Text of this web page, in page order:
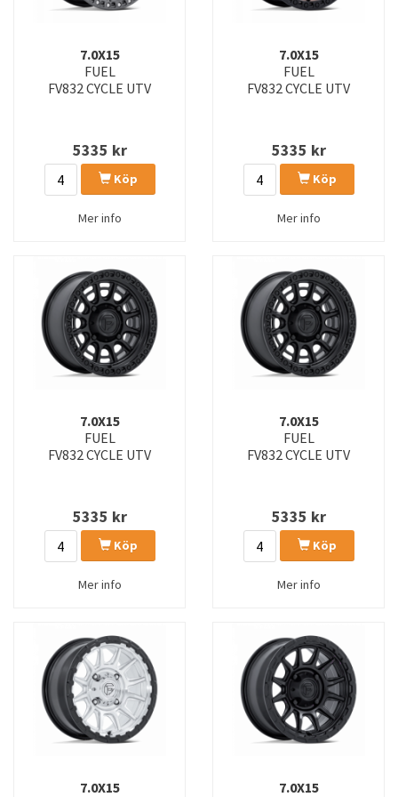
FC402 CATALYST FC403 BURN
FC408 FLIGHT FC409 HIVE
FC865 STRIKE FC866 PISTON
FC869 SIGMA FC870 SINISTER
FC880 SUPER C FC881 SURGE
FC882 TRAX FC884 FORTRESS
FC885 INJECTOR FC886 HAMMERHEAD
FC887 CIRCUIT FC888 REVOLT
FC894 CORE FC896 HEATHEN
FC901 TALON FC903 SPLICER
FC907 HEIST FC908 PUMA
FC909 WEAPON FC910 FOXHOUND
FV832 CYCLE UTV FV866 PISTON UTV
TRAX
7.0X15
FUEL
FV832 CYCLE UTV
5335 kr
Köp
Mer info
7.0X15
FUEL
FV832 CYCLE UTV
5335 kr
Köp
Mer info
7.0X15
FUEL
FV832 CYCLE UTV
5335 kr
Köp
Mer info
7.0X15
FUEL
FV832 CYCLE UTV
5335 kr
Köp
Mer info
7.0X15
7.0X15